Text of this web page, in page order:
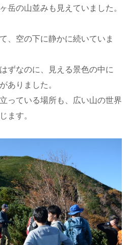
岳の山並みも見えていました。
、空の下に静かに続いていま
ずなのに、見える景色の中に
ありました。
っている場所も、広い山の世界
ます。